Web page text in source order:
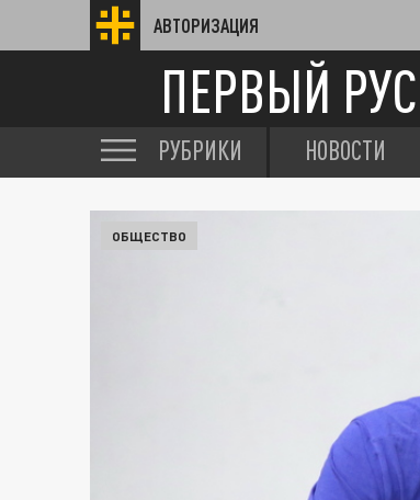
АВТОРИЗАЦИЯ
ПЕРВЫЙ
РУБРИКИ НОВОСТИ
ОБЩЕСТВО